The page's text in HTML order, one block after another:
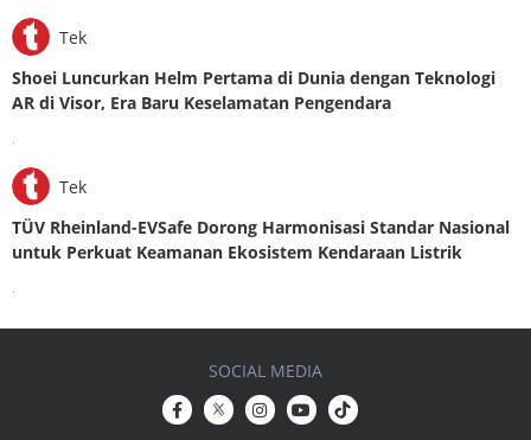
Tek
Shoei Luncurkan Helm Pertama di Dunia dengan Teknologi
AR di Visor, Era Baru Keselamatan Pengendara
.
Tek
TÜV Rheinland-EVSafe Dorong Harmonisasi Standar Nasional
untuk Perkuat Keamanan Ekosistem Kendaraan Listrik
.
SOCIAL MEDIA